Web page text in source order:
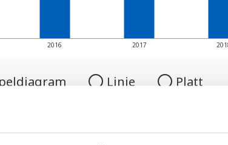
2016 2017
Linje Platt